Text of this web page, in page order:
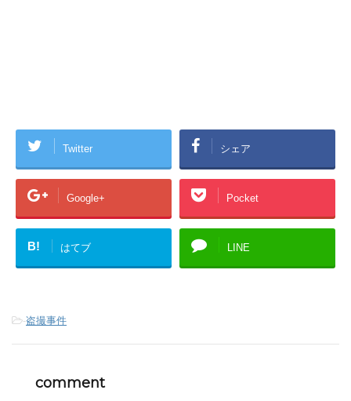
Twitter シェア
Google+ Pocket
B! はてブ LINE
-盗撮事件
comment